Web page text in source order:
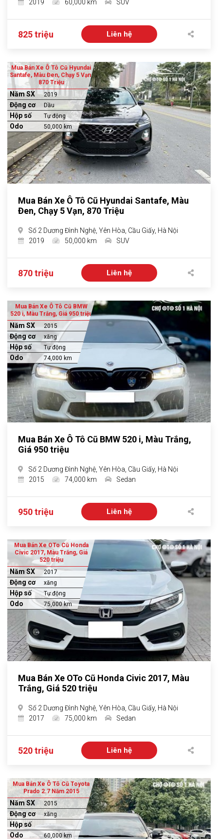
2019
60,000 km SUV
825 triệu Liên hệ
Mua Bán Xe Ô Tô Cũ Hyundai
Santafe, Màu Đen, Chạy 5 Vạn,
870 Triệu
Năm SX 2019
Động cơ Dầu
Hộp số Tự động
Odo 50,000 km
Mua Bán Xe Ô Tô Cũ Hyundai Santafe, Màu
Đen, Chạy 5 Vạn, 870 Triệu
Số 2 Dương Đình Nghệ, Yên Hòa, Cầu Giấy, Hà Nội
2019
50,000 km SUV
870 triệu Liên hệ
Mua Bán Xe Ô Tô Cũ BMW
520 i, Màu Trắng, Giá 950 triệu
Năm SX 2015
Động cơ xăng
Hộp số Tự động
Odo 74,000 km
Mua Bán Xe Ô Tô Cũ BMW 520 i, Màu Trắng,
Giá 950 triệu
Số 2 Dương Đình Nghệ, Yên Hòa, Cầu Giấy, Hà Nội
2015
74,000 km Sedan
950 triệu Liên hệ
Mua Bán Xe OTo Cũ Honda
Civic 2017, Màu Trắng, Giá
520 triệu
Năm SX 2017
Động cơ xăng
Hộp số Tự động
Odo 75,000 km
Mua Bán Xe OTo Cũ Honda Civic 2017, Màu
Trắng, Giá 520 triệu
Số 2 Dương Đình Nghệ, Yên Hòa, Cầu Giấy, Hà Nội
2017
75,000 km Sedan
520 triệu Liên hệ
Mua Bán Xe Ô Tô Cũ Toyota
Prado 2.7 Năm 2015
Năm SX 2015
Động cơ xăng
Hộp số
Odo
60,000 km